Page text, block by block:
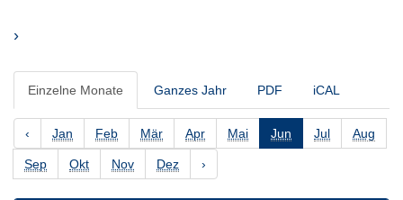
›
Einzelne Monate Ganzes Jahr PDF iCAL
‹ Jan Feb Mär Apr Mai Jun Jul Aug
Sep Okt Nov Dez ›